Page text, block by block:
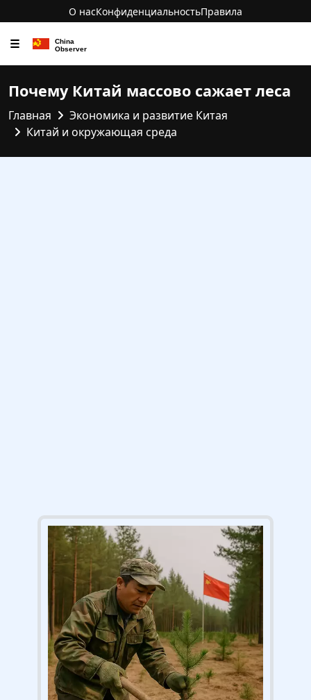
О насКонфиденциальностьПравила
☰
Почему Китай массово сажает леса
Главная
Экономика и развитие Китая
Китай и окружающая среда